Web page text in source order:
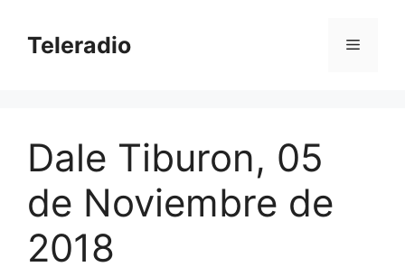
contenido
Teleradio Menú
Dale Tiburon, 05
de Noviembre de
2018